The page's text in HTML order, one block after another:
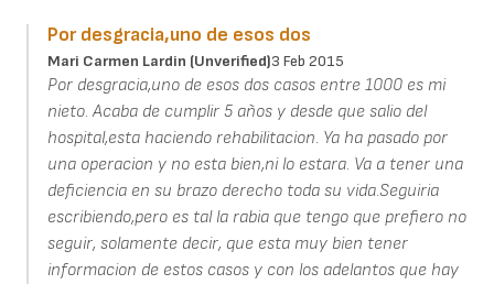
Por desgracia,uno de esos dos
Mari Carmen Lardin (unverified)3 Feb 2015
Por desgracia,uno de esos dos casos entre 1000 es mi
nieto. Acaba de cumplir 5 años y desde que salio del
hospital,esta haciendo rehabilitacion. Ya ha pasado por
una operacion y no esta bien,ni lo estara. Va a tener una
deficiencia en su brazo derecho toda su vida.Seguiria
escribiendo,pero es tal la rabia que tengo que prefiero no
seguir, solamente decir, que esta muy bien tener
informacion de estos casos y con los adelantos que hay